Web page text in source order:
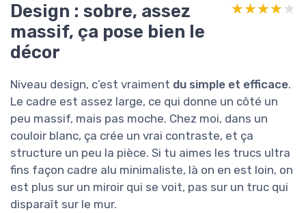
Design : sobre, assez
massif, ça pose bien le
décor
★★★★★
★★★★★
Niveau design, c’est vraiment du simple et efficace.
Le cadre est assez large, ce qui donne un côté un
peu massif, mais pas moche. Chez moi, dans un
couloir blanc, ça crée un vrai contraste, et ça
structure un peu la pièce. Si tu aimes les trucs ultra
fins façon cadre alu minimaliste, là on en est loin, on
est plus sur un miroir qui se voit, pas sur un truc qui
disparaît sur le mur.